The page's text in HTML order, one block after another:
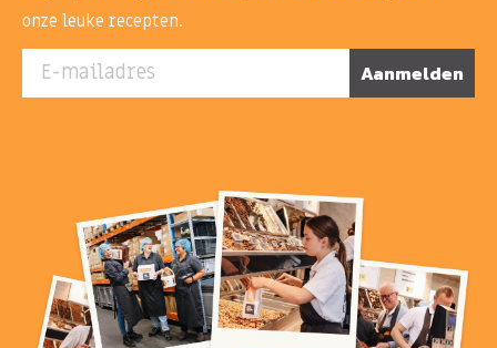
onze leuke recepten.
E-mailadres Aanmelden